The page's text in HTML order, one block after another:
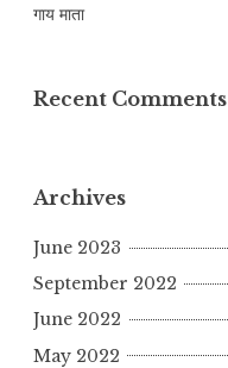
गाय माता
Recent Comments
Archives
June 2023
September 2022
June 2022
May 2022